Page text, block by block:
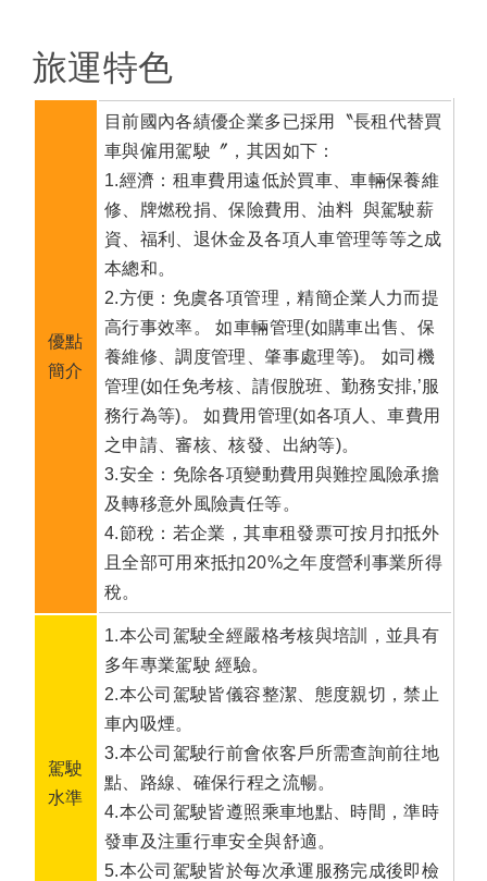
旅運特色
優點
簡介
目前國內各績優企業多已採用〝長租代替買
車與僱用駕駛〞，其因如下：
1.經濟：租車費用遠低於買車、車輛保養維
修、牌燃稅捐、保險費用、油料 ​ 與駕駛薪
資、福利、退休金及各項人車管理等等之成
本總和。
2.方便：免虞各項管理，精簡企業人力而提
高行事效率。 如車輛管理(如購車出售、保
養維修、調度管理、肇事處理等)。 如司機
管理(如任免考核、請假脫班、勤務安排,’服
務行為等)。 如費用管理(如各項人、車費用
之申請、審核、核發、出納等)。
3.安全：免除各項變動費用與難控風險承擔
及轉移意外風險責任等。
4.節稅：若企業，其車租發票可按月扣抵外
且全部可用來抵扣20%之年度營利事業所得
稅。
駕駛
水準
1.本公司駕駛全經嚴格考核與培訓，並具有
多年專業駕駛 經驗。
2.本公司駕駛皆儀容整潔、態度親切，禁止
車內吸煙。
3.本公司駕駛行前會依客戶所需查詢前往地
點、路線、確保行程之流暢。
4.本公司駕駛皆遵照乘車地點、時間，準時
發車及注重行車安全與舒適。
5.本公司駕駛皆於每次承運服務完成後即檢